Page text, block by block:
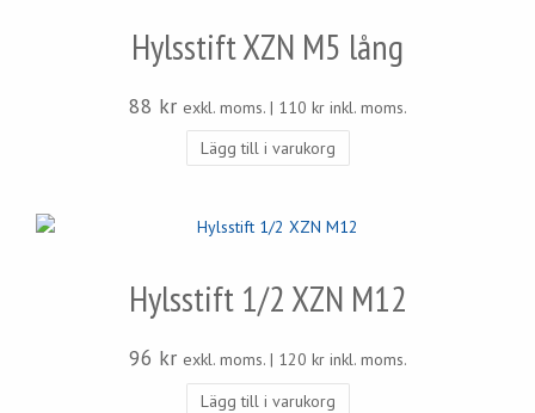
Hylsstift XZN M5 lång
88 kr exkl. moms. | 110 krinkl. moms.
Lägg till i varukorg
Hylsstift 1/2 XZN M12
96 kr exkl. moms. | 120 krinkl. moms.
Lägg till i varukorg